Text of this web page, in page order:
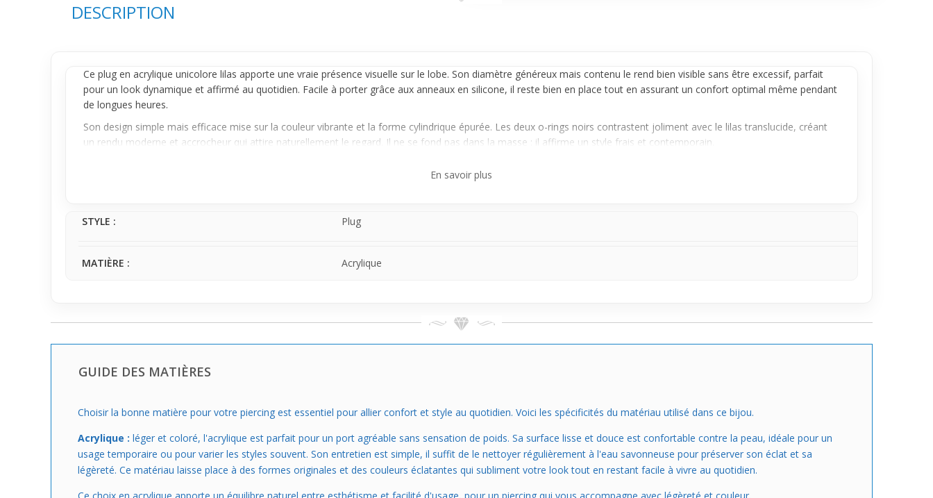
DESCRIPTION
Ce plugen acrylique unicolore lilas apporte une vraie présence visuelle sur le lobe. Son diamètre généreux mais contenu le rend bien visible sans être excessif, parfait
pour un look dynamique et affirmé au quotidien. Facile à porter grâce aux anneaux en silicone, il reste bien en place tout en assurant un confort optimal même pendant
de longues heures.
Son design simple mais efficace mise sur la couleur vibrante et la forme cylindrique épurée. Les deux o-rings noirs contrastent joliment avec le lilas translucide, créant
un rendu moderne et accrocheur qui attire naturellement le regard. Il ne se fond pas dans la masse : il affirme un style frais et contemporain.
porter seul et vendu à l’unité, il s’adapte à différentes tailles pour coller à ton rythme de vie et à ton style, que ce soit pour une sortie ou un usage au quotidien.
En savoir plus
STYLE : Plug
MATIÈRE : Acrylique
GUIDE DES MATIÈRES
Choisir la bonne matière pour votre piercing est essentiel pour allier confort et style au quotidien. Voici les spécificités du matériau utilisé dans ce bijou.
Acrylique : léger et coloré, l'acrylique est parfait pour un port agréable sans sensation de poids. Sa surface lisse et douce est confortable contre la peau, idéale pour un
usage temporaire ou pour varier les styles souvent. Son entretien est simple, il suffit de le nettoyer régulièrement à l'eau savonneuse pour préserver son éclat et sa
légèreté. Ce matériau laisse place à des formes originales et des couleurs éclatantes qui subliment votre look tout en restant facile à vivre au quotidien.